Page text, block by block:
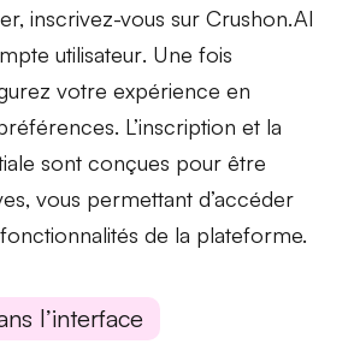
inscrivez-vous sur Crushon.AI
utilisateur. Une fois
votre expérience en
. L’inscription et la
sont conçues pour être
vous permettant d’accéder
de la plateforme.
l’interface